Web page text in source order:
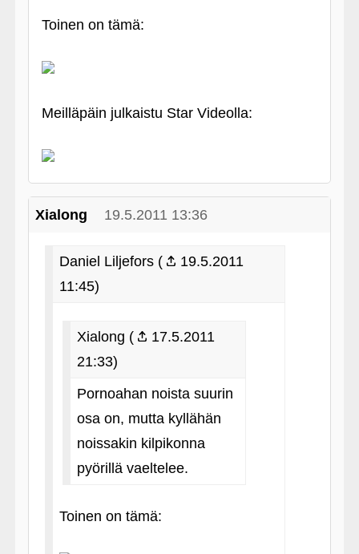
Toinen on tämä:
Meilläpäin julkaistu Star Videolla:
Xialong 19.5.2011 13:36
Daniel Liljefors (
19.5.2011
11:45)
Xialong (
17.5.2011
21:33)
Pornoahan noista suurin
osa on, mutta kyllähän
noissakin kilpikonna
pyörillä vaeltelee.
Toinen on tämä: